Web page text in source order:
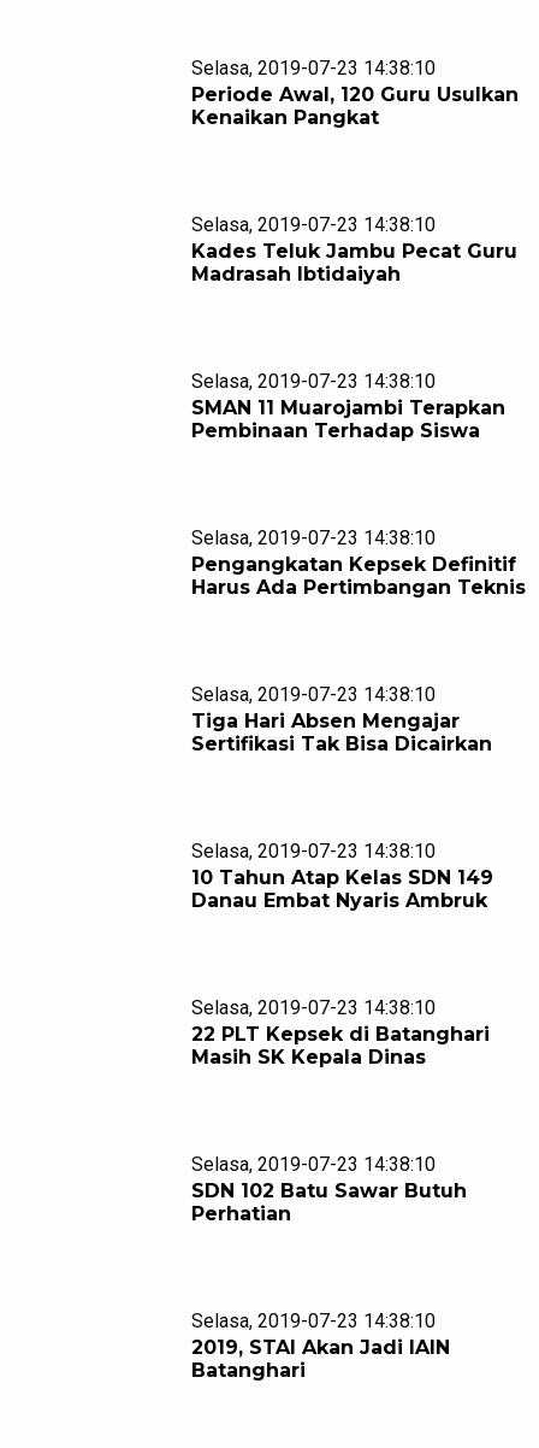
Selasa, 2019-07-23 14:38:10
Periode Awal, 120 Guru Usulkan
Kenaikan Pangkat
Selasa, 2019-07-23 14:38:10
Kades Teluk Jambu Pecat Guru
Madrasah Ibtidaiyah
Selasa, 2019-07-23 14:38:10
SMAN 11 Muarojambi Terapkan
Pembinaan Terhadap Siswa
Selasa, 2019-07-23 14:38:10
Pengangkatan Kepsek Definitif
Harus Ada Pertimbangan Teknis
Selasa, 2019-07-23 14:38:10
Tiga Hari Absen Mengajar
Sertifikasi Tak Bisa Dicairkan
Selasa, 2019-07-23 14:38:10
10 Tahun Atap Kelas SDN 149
Danau Embat Nyaris Ambruk
Selasa, 2019-07-23 14:38:10
22 PLT Kepsek di Batanghari
Masih SK Kepala Dinas
Selasa, 2019-07-23 14:38:10
SDN 102 Batu Sawar Butuh
Perhatian
Selasa, 2019-07-23 14:38:10
2019, STAI Akan Jadi IAIN
Batanghari